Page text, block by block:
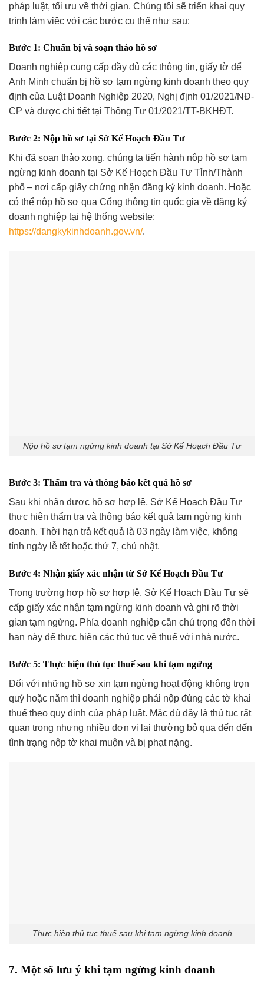
pháp luật, tối ưu về thời gian. Chúng tôi sẽ triển khai quy
trình làm việc với các bước cụ thể như sau:
Bước 1: Chuẩn bị và soạn thảo hồ sơ
Doanh nghiệp cung cấp đầy đủ các thông tin, giấy tờ để
Anh Minh chuẩn bị hồ sơ tạm ngừng kinh doanh theo quy
định của Luật Doanh Nghiệp 2020, Nghị định 01/2021/NĐ-
CP và được chi tiết tại Thông Tư 01/2021/TT-BKHĐT.
Bước 2: Nộp hồ sơ tại Sở Kế Hoạch Đầu Tư
Khi đã soạn thảo xong, chúng ta tiến hành nộp hồ sơ tạm
ngừng kinh doanh tại Sở Kế Hoạch Đầu Tư Tỉnh/Thành
phố – nơi cấp giấy chứng nhận đăng ký kinh doanh. Hoặc
có thể nộp hồ sơ qua Cổng thông tin quốc gia về đăng ký
doanh nghiệp tại hệ thống website:
https://dangkykinhdoanh.gov.vn/.
Nộp hồ sơ tạm ngừng kinh doanh tại Sở Kế Hoạch Đầu Tư
Bước 3: Thẩm tra và thông báo kết quả hồ sơ
Sau khi nhận được hồ sơ hợp lệ, Sở Kế Hoạch Đầu Tư
thực hiện thẩm tra và thông báo kết quả tạm ngừng kinh
doanh. Thời hạn trả kết quả là 03 ngày làm việc, không
tính ngày lễ tết hoặc thứ 7, chủ nhật.
Bước 4: Nhận giấy xác nhận từ Sở Kế Hoạch Đầu Tư
Trong trường hợp hồ sơ hợp lệ, Sở Kế Hoạch Đầu Tư sẽ
cấp giấy xác nhận tạm ngừng kinh doanh và ghi rõ thời
gian tạm ngừng. Phía doanh nghiệp cần chú trọng đến thời
hạn này để thực hiện các thủ tục về thuế với nhà nước.
Bước 5: Thực hiện thủ tục thuế sau khi tạm ngừng
Đối với những hồ sơ xin tạm ngừng hoạt động không trọn
quý hoặc năm thì doanh nghiệp phải nộp đúng các tờ khai
thuế theo quy định của pháp luật. Mặc dù đây là thủ tục rất
quan trọng nhưng nhiều đơn vị lại thường bỏ qua đến đến
tình trạng nộp tờ khai muộn và bị phạt nặng.
Thực hiện thủ tục thuế sau khi tạm ngừng kinh doanh
7. Một số lưu ý khi tạm ngừng kinh doanh